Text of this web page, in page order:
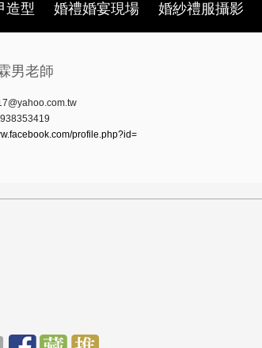
造型 婚禮婚宴現場 婚紗禮服攝影
男老師
profile.php?id=